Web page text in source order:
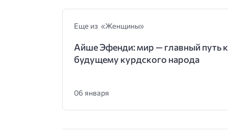
Еще из «Женщины»
Айше Эфенди: мир — главный путь к
будущему курдского народа
06 января